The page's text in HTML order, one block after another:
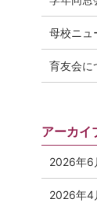
母校ニュ
育友会に
アーカイ
2026年6
2026年4